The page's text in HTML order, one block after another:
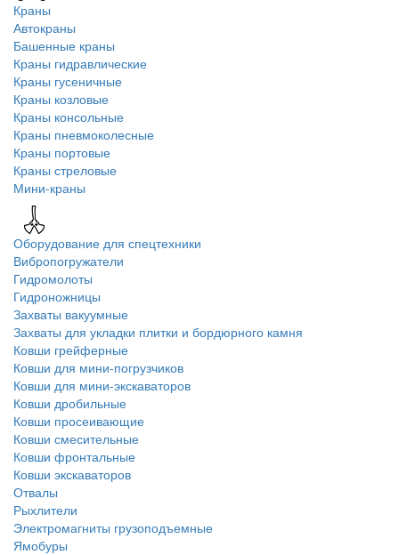
Краны
Автокраны
Башенные краны
Краны гидравлические
Краны гусеничные
Краны козловые
Краны консольные
Краны пневмоколесные
Краны портовые
Краны стреловые
Мини-краны
Оборудование для спецтехники
Вибропогружатели
Гидромолоты
Гидроножницы
Захваты вакуумные
Захваты для укладки плитки и бордюрного камня
Ковши грейферные
Ковши для мини-погрузчиков
Ковши для мини-экскаваторов
Ковши дробильные
Ковши просеивающие
Ковши смесительные
Ковши фронтальные
Ковши экскаваторов
Отвалы
Рыхлители
Электромагниты грузоподъемные
Ямобуры